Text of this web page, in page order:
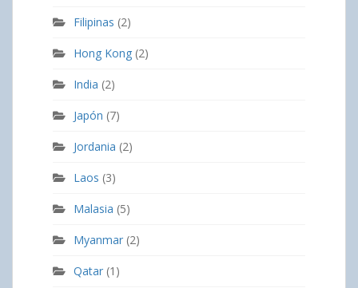
Filipinas (2)
Hong Kong (2)
India (2)
Japón (7)
Jordania (2)
Laos (3)
Malasia (5)
Myanmar (2)
Qatar (1)